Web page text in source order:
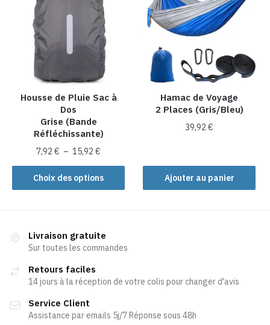
Housse de Pluie Sac à
Dos
Grise (Bande
Réfléchissante)
7,92€ – 15,92€
de
prix :
7,92 €
Choix des options
Ce
produit
variations.
Les
peuvent
choisies
sur
Hamac de Voyage
2 Places (Gris/Bleu)
39,92€
Ajouter au panier
Livraison gratuite
Sur toutes les commandes
Retours faciles
14 jours à la réception de votre colis pour changer d'avis
Service Client
Assistance par emails 5j/7 Réponse sous 48h